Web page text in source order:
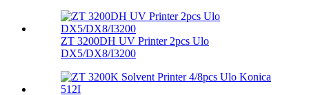
ZT 3200DH UV Printer 2pcs Ulo
DX5/DX8/I3200